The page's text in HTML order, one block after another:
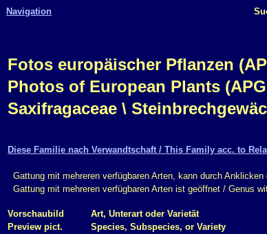
Navigation
Fotos europäischer Pflanzen
Photos of European Plants
Saxifragaceae \
Diese Familie nach Verwandtschaft / This Family acc. to
Gattung mit mehreren verfügbaren Arten, kann durch
Gattung mit mehreren verfügbaren Arten ist geöffnet / Genus
Vorschaubild Art, Unterart oder Varietät
Preview pict.
Species, Subspecies, or Variety